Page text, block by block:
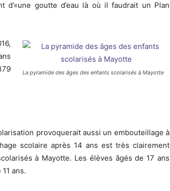
d’«une goutte d’eau là où il faudrait un Plan
La pyramide des âges des enfants scolarisés à Mayotte
provoquerait aussi un embouteillage à
scolaire après 14 ans est très clairement
à Mayotte. Les élèves âgés de 17 ans
ans.